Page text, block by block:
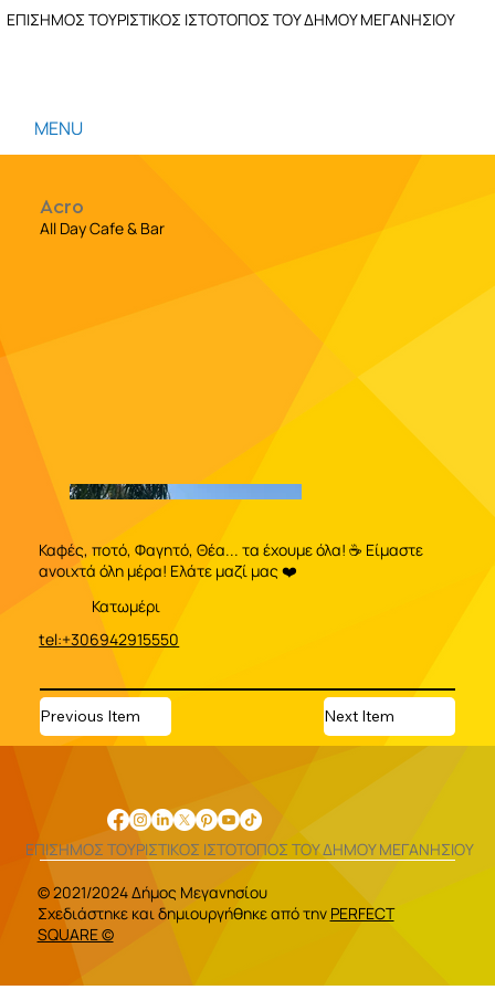
ΕΠΙΣΗΜΟΣ ΤΟΥΡΙΣΤΙΚΟΣ ΙΣΤΟΤΟΠΟΣ ΤΟΥ ΔΗΜΟΥ ΜΕΓΑΝΗΣΙΟΥ
MENU
Acro
All Day Cafe & Bar
Καφές, ποτό, Φαγητό, Θέα... τα έχουμε όλα! ☕️ Είμαστε
ανοιχτά όλη μέρα! Ελάτε μαζί μας ❤️
Κατωμέρι
tel:+306942915550
Next Item
Previous Item
ΕΠΙΣΗΜΟΣ ΤΟΥΡΙΣΤΙΚΟΣ ΙΣΤΟΤΟΠΟΣ ΤΟΥ ΔΗΜΟΥ ΜΕΓΑΝΗΣΙΟΥ
© 2021/2024 Δήμος Μεγανησίου
Σχεδιάστηκε και δημιουργήθηκε από την PERFECT
SQUARE ©